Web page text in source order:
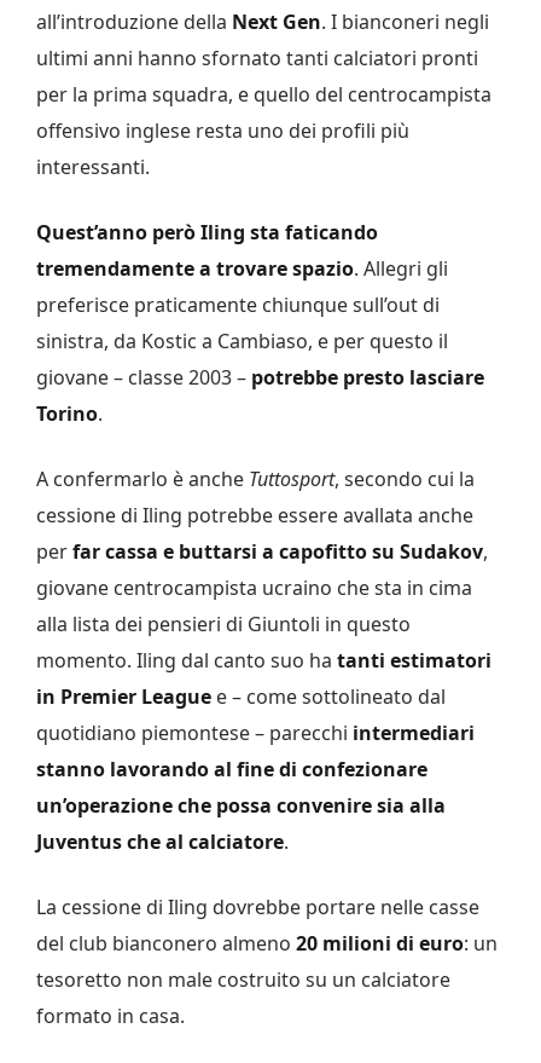
all’introduzione della Next Gen. I bianconeri negli
ultimi anni hanno sfornato tanti calciatori pronti
per la prima squadra, e quello del centrocampista
offensivo inglese resta uno dei profili più
interessanti.
Quest’anno però Iling sta faticando
tremendamente a trovare spazio. Allegri gli
preferisce praticamente chiunque sull’out di
sinistra, da Kostic a Cambiaso, e per questo il
giovane – classe 2003 – potrebbe presto lasciare
Torino.
A confermarlo è anche Tuttosport, secondo cui la
cessione di Iling potrebbe essere avallata anche
perfar cassa e buttarsi a capofitto su Sudakov,
giovane centrocampista ucraino che sta in cima
alla lista dei pensieri di Giuntoli in questo
momento. Iling dal canto suo ha tanti estimatori
in Premier League e – come sottolineato dal
quotidiano piemontese – parecchi intermediari
stanno lavorando al fine di confezionare
un’operazione che possa convenire sia alla
Juventus che al calciatore.
La cessione di Iling dovrebbe portare nelle casse
del club bianconero almeno 20 milioni di euro: un
tesoretto non male costruito su un calciatore
formato in casa.